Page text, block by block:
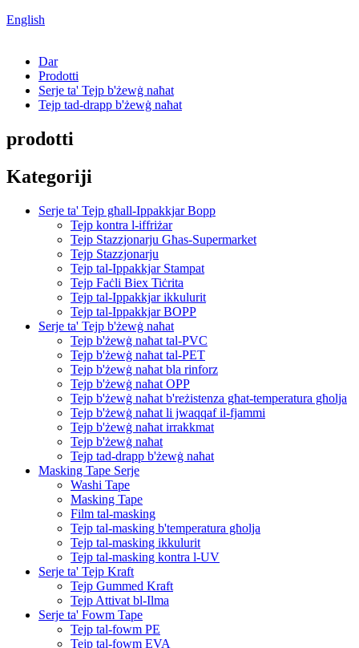
English
Dar
Prodotti
Serje ta' Tejp b'żewġ naħat
Tejp tad-drapp b'żewġ naħat
prodotti
Kategoriji
Serje ta' Tejp għall-Ippakkjar Bopp
Tejp kontra l-iffriżar
Tejp Stazzjonarju Għas-Supermarket
Tejp Stazzjonarju
Tejp tal-Ippakkjar Stampat
Tejp Faċli Biex Tiċrita
Tejp tal-Ippakkjar ikkulurit
Tejp tal-Ippakkjar BOPP
Serje ta' Tejp b'żewġ naħat
Tejp b'żewġ naħat tal-PVC
Tejp b'żewġ naħat tal-PET
Tejp b'żewġ naħat bla rinforz
Tejp b'żewġ naħat OPP
Tejp b'żewġ naħat b'reżistenza għat-temperatura għolja
Tejp b'żewġ naħat li jwaqqaf il-fjammi
Tejp b'żewġ naħat irrakkmat
Tejp b'żewġ naħat
Tejp tad-drapp b'żewġ naħat
Masking Tape Serje
Washi Tape
Masking Tape
Film tal-masking
Tejp tal-masking b'temperatura għolja
Tejp tal-masking ikkulurit
Tejp tal-masking kontra l-UV
Serje ta' Tejp Kraft
Tejp Gummed Kraft
Tejp Attivat bl-Ilma
Serje ta' Fowm Tape
Tejp tal-fowm PE
Tejp tal-fowm EVA